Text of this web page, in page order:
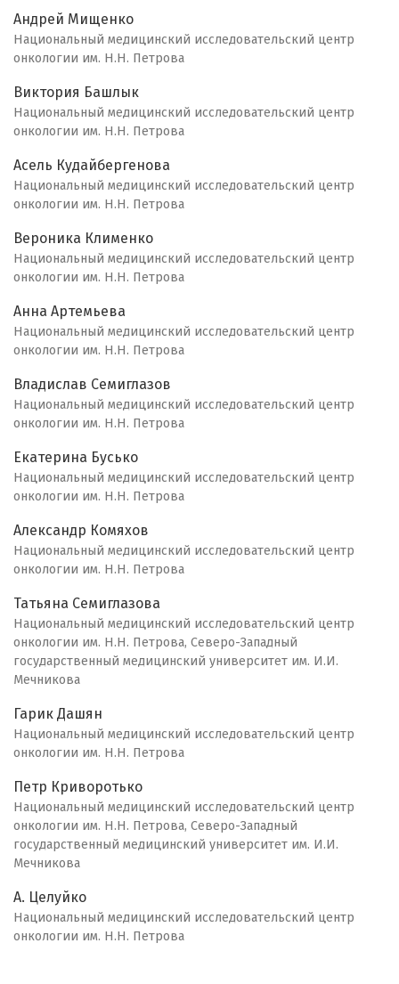
Андрей Мищенко
Национальный медицинский исследовательский центр
онкологии им. Н.Н. Петрова
Виктория Башлык
Национальный медицинский исследовательский центр
онкологии им. Н.Н. Петрова
Асель Кудайбергенова
Национальный медицинский исследовательский центр
онкологии им. Н.Н. Петрова
Вероника Клименко
Национальный медицинский исследовательский центр
онкологии им. Н.Н. Петрова
Анна Артемьева
Национальный медицинский исследовательский центр
онкологии им. Н.Н. Петрова
Владислав Семиглазов
Национальный медицинский исследовательский центр
онкологии им. Н.Н. Петрова
Екатерина Бусько
Национальный медицинский исследовательский центр
онкологии им. Н.Н. Петрова
Александр Комяхов
Национальный медицинский исследовательский центр
онкологии им. Н.Н. Петрова
Татьяна Семиглазова
Национальный медицинский исследовательский центр
онкологии им. Н.Н. Петрова, Северо-Западный
государственный медицинский университет им. И.И.
Мечникова
Гарик Дашян
Национальный медицинский исследовательский центр
онкологии им. Н.Н. Петрова
Петр Криворотько
Национальный медицинский исследовательский центр
онкологии им. Н.Н. Петрова, Северо-Западный
государственный медицинский университет им. И.И.
Мечникова
А. Целуйко
Национальный медицинский исследовательский центр
онкологии им. Н.Н. Петрова